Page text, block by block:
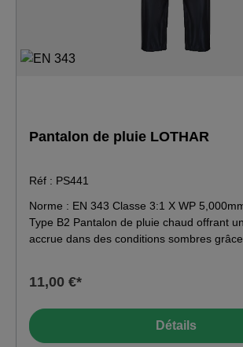
Pantalon de pluie LOTHAR
Réf : PS441
Norme : EN 343 Classe 3:1 X WP
Type B2 Pantalon de pluie chaud offrant une visibilité
accrue dans des conditions sombres
accessibles · bas de jambe réglable par
enduit de PVC 210 g/m².
11,00 €*
Détails